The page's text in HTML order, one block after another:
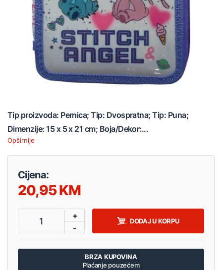
Tip proizvoda: Pernica; Tip: Dvospratna; Tip: Puna;
Dimenzije: 15 x 5 x 21 cm; Boja/Dekor:...
Opširnije
Cijena:
20,95
1
+
-
DODAJ U KORPU
BRZA KUPOVINA
Plaćanje pouzećem